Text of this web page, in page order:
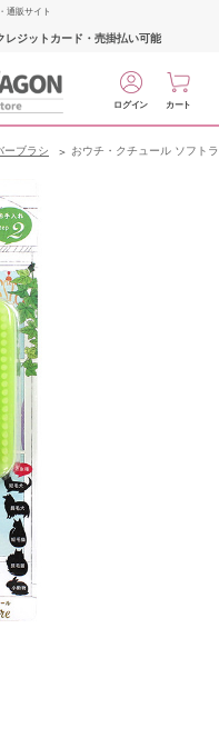
通販サイト
レジットカード・売掛払い可能
ログイン カート
ーブラシ おウチ・クチュール ソフト